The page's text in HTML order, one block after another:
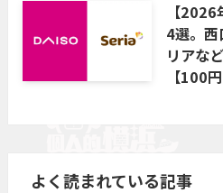
【
4選。西
リアな
【100
よく読まれている記事